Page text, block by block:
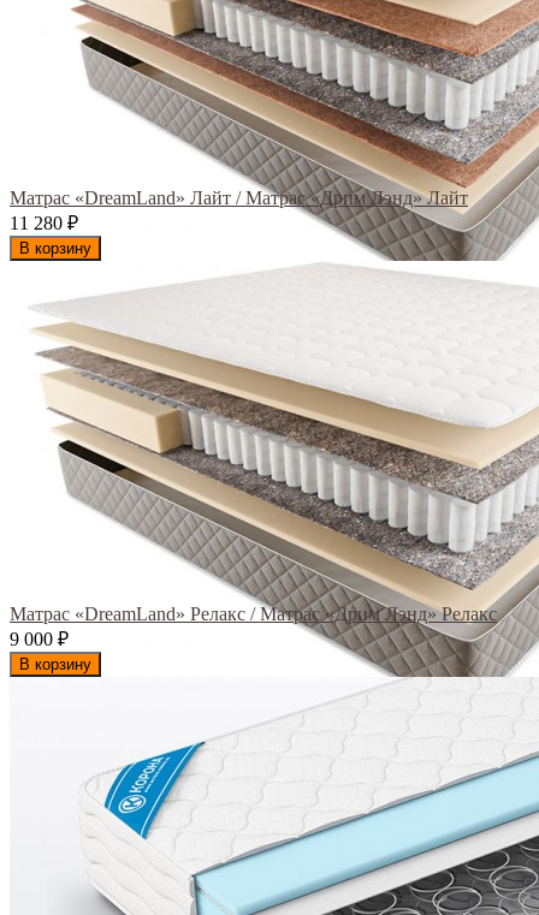
Матрас «DreamLand» Лайт / Матрас «Дрим Лэнд» Лайт
11 280 ₽
В корзину
Матрас «DreamLand» Релакс / Матрас «Дрим Лэнд» Релакс
9 000 ₽
В корзину